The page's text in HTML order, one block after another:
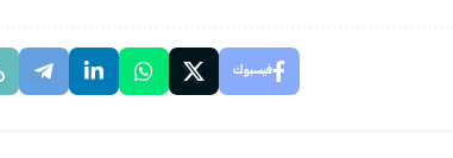
فيسبوك